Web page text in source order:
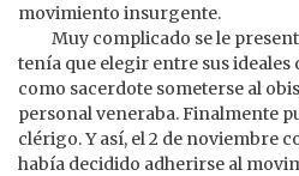
movimiento insurgente.
Muy complicado se le
tenía que elegir entre sus ideales
como sacerdote someterse al
personal veneraba. Finalmente
clérigo. Y así, el 2 de noviembre
había decidido adherirse al